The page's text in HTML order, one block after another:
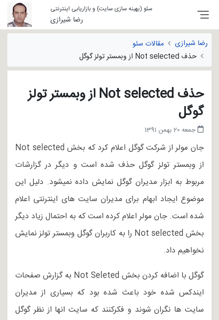
سئو (بهینه سازی سایت) و بازاریابی اینترنتی
رضا شیرازی
رضا شیرازی
مقالات سئو
حذف Not selected از وبمستر تولز گوگل
حذف Not selected از وبمستر تولز
گوگل
جمعه 20 بهمن 1391
جان مولر از شرکت گوگل اعلام کرد که بخش Not selected
از وبمستر تولز گوگل حذف شده است و دیگر در گزارشات
مربوط به ابزار مدیران گوگل نمایش داده نمیشود. دلیل این
موضوع ایجاد ابهام برای مدیران سایت های اینترنتی اعلام
شده است. جان مولر اعلام کرده است که به احتمال زیاد دیگر
بخش Not selected را به کاربران گوگل وبمستر تولز نمایش
نخواهیم داد.
گوگل با اضافه کردن بخش Not Seleted به گزارش صفحات
ایندکس شده خود باعث شده بود که بسیاری از مدیران
سایت ها نگران شوند و فکرکنند که سایت انها از نظر گوگل